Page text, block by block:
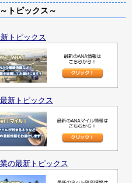
トピックス～
トピックス
新トピックス
の最新トピックス